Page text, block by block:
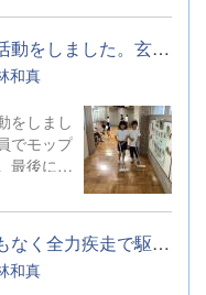
ました。
の夢は消
ました。
日にな
真剣に聞
普段は
津々で
小学部３年生で「お助け隊」の活動をしました。玄関と周辺の廊下...
和真
をしまし
でモップ
最後に完
修学旅行、現場実習など休む暇もなく全力疾走で駆け抜けた1学期。...
和真